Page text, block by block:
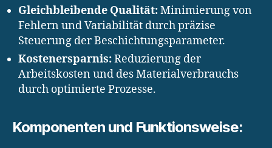
Gleichbleibende Qualität:Minimierung von
Fehlern und Variabilität durch präzise
Steuerung der Beschichtungsparameter.
Kostenersparnis:Reduzierung der
Arbeitskosten und des Materialverbrauchs
durch optimierte Prozesse.
Komponenten und Funktionsweise: